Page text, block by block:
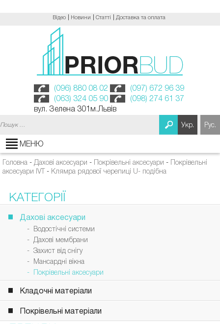
Відео Новини Статті Доставка та оплата
(096) 880 08 02
(097) 672 96 39
(063) 324 05 90
(098) 274 61 37
вул. Зелена 301м.Львів
Укр. Рус.
МЕНЮ
Головна - Дахові аксесуари - Покрівельні аксесуари - Покрівельні
аксесуари IVT - Клямра рядової черепиці U- подібна
КАТЕГОРІЇ
Дахові аксесуари
- Водостічні системи
- Дахові мембрани
- Захист від снігу
- Мансардні вікна
- Покрівельні аксесуари
Кладочні матеріали
Покрівельні матеріали